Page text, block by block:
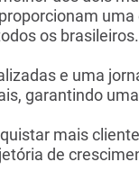
os brasileiros.
e uma
garantindo
mais
de